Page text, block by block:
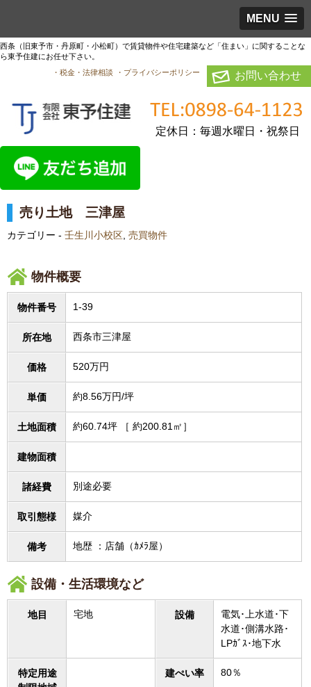
MENU
西条（旧東予市・丹原町・小松町）で賃貸物件や住宅建築など「住まい」に関することな
ら東予住建にお任せ下さい。
・税金・法律相談
・プライバシーポリシー お問い合わせ
定休日：毎週水曜日・祝祭日
売り土地 三津屋
カテゴリー - 壬生川小校区 売買物件
物件概要
物件番号 1-39
所在地 西条市三津屋
価格 520万円
単価 約8.56万円/坪
土地面積 約60.74坪 ［ 約200.81㎡］
建物面積
諸経費 別途必要
取引態様 媒介
備考 地歴 ：店舗（ｶﾒﾗ屋）
設備・生活環境など
地目 宅地 設備
電気･上水道･下
水道･側溝水路･
LPｶﾞｽ･地下水
特定用途
建ぺい率 80％